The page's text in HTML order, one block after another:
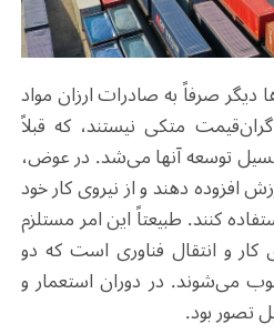
صرفاً به صادرات ارزان مواد
گران‌قیمت متکی نیستند، که قبلاً
توسعه آنها می‌شد. در عوض،
افزوده دهند و از نیروی کار خود
کنند. طبیعتاً این امر مستلزم
و انتقال فناوری است که دو
می‌شوند. در دوران استعمار و
تصور بود.